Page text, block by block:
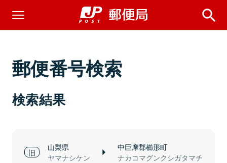
郵便番号検索
検索結果
山梨県
ヤマナシケン
中巨摩郡櫛形町
ナカコマグンクシガタマチ